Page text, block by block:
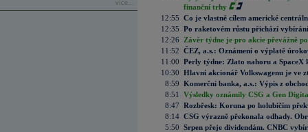
více...
finanční trhy
12:55 Co je vlastně cílem americké
12:35 Po raketovém růstu přichází
12:26
Závěr týdne je pro akcie převážně
11:52 ČEZ, a.s.: Oznámení o výplatě
11:00 Perly týdne: Zlato nahoru a SpaceX
10:30 Hlavní akcionář Volkswagenu je ve
8:59 Komerční banka, a.s.: Výpis z
8:51
Výsledky oznámily CSG a Gen
8:47 Rozbřesk: Koruna po holubičím
8:14 CSG výrazně překonala odhady.
5:50 Srpen přeje dividendám. CNBC